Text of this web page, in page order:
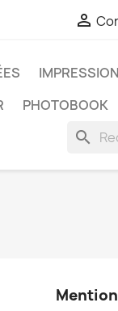

PHOTOBOOK
search